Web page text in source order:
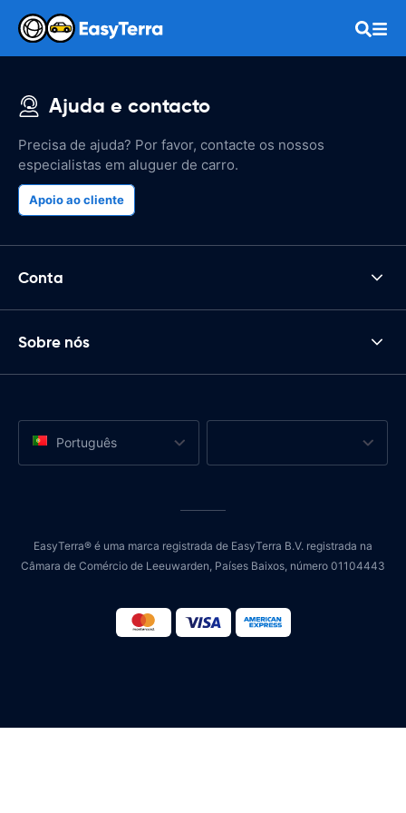
Ajuda e contacto
Precisa de ajuda? Por favor, contacte os nossos
especialistas em aluguer de carro.
Apoio ao cliente
Conta
Sobre nós
Português
EasyTerra® é uma marca registrada de EasyTerra B.V. registrada na
Câmara de Comércio de Leeuwarden, Países Baixos, número 01104443